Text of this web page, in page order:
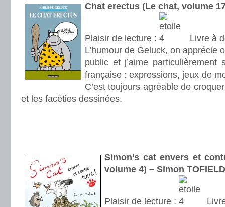
Chat erectus (Le chat, volume
Plaisir de lecture :
Livre à
L’humour de Geluck, on apprécie
public et j’aime
française : expressions, jeux de
C’est toujours agréable de
et les facéties dessinées.
Simon’s cat envers et
volume 4) – Simon TOFIELD
Plaisir de lecture :